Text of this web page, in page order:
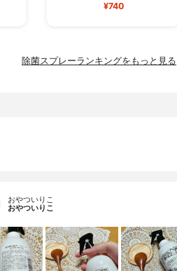
¥740
除菌スプレーランキングをもっと見る
おやついりこ
おやついりこ